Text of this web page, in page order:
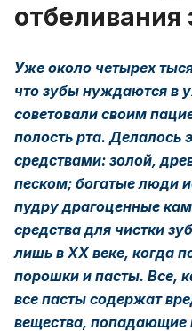
отбеливания
Уже около четырех
что зубы нуждаются в
советовали своим
полость рта. Делалось
средствами: золой,
песком; богатые люди
пудру драгоценные
средства для чистки
лишь в ХХ веке, когда
порошки и пасты. Все,
все пасты содержат
вещества, попадающие